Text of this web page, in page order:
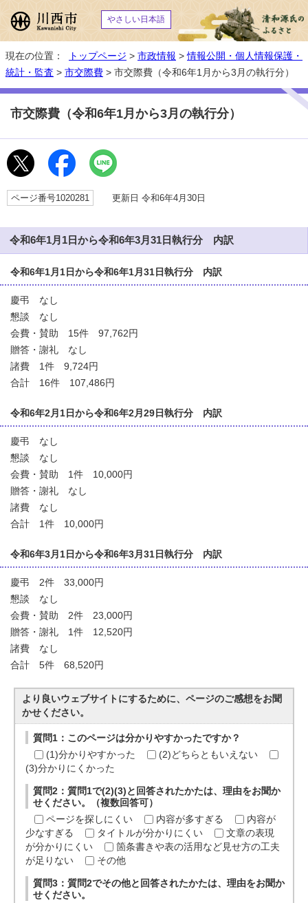
やさしい日本語
現在の位置： トップページ > 市政情報 >情報公開・個人情報保護・
統計・監査 > 市交際費 > 市交際費（令和6年1月から3月の執行分）
市交際費（令和6年1月から3月の執行分）
ページ番号1020281 更新日 令和6年4月30日
令和6年1月1日から令和6年3月31日執行分 内訳
令和6年1月1日から令和6年1月31日執行分 内訳
慶弔 なし
懇談 なし
会費・賛助 15件 97,762円
贈答・謝礼 なし
諸費 1件 9,724円
合計 16件 107,486円
令和6年2月1日から令和6年2月29日執行分 内訳
慶弔 なし
懇談 なし
会費・賛助 1件 10,000円
贈答・謝礼 なし
諸費 なし
合計 1件 10,000円
令和6年3月1日から令和6年3月31日執行分 内訳
慶弔 2件 33,000円
懇談 なし
会費・賛助 2件 23,000円
贈答・謝礼 1件 12,520円
諸費 なし
合計 5件 68,520円
より良いウェブサイトにするために、ページのご感想をお聞
かせください。
質問1：このページは分かりやすかったですか？
(1)分かりやすかった
(2)どちらともいえない
(3)分かりにくかった
質問2：質問1で(2)(3)と回答されたかたは、理由をお聞か
せください。（複数回答可）
ページを探しにくい
内容が多すぎる
内容が
少なすぎる
タイトルが分かりにくい
文章の表現
が分かりにくい
箇条書きや表の活用など見せ方の工夫
が足りない
その他
質問3：質問2でその他と回答されたかたは、理由をお聞か
せください。